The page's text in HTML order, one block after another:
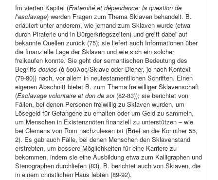
Im vierten Kapitel (Fraternité et dépendance: la question de
l’esclavage) werden Fragen zum Thema Sklaven behandelt. B.
erläutert unter anderem, wie jemand zum Sklaven wurde (etwa
durch Piraterie und in Bürgerkriegszeiten) und greift dabei auf
bekannte Quellen zurück (75); sie liefert auch Informationen über
die finanzielle Lage der Sklaven und wie sich ein solcher
freikaufen konnte. Sie geht der semantischen Bedeutung des
Begriffs doulos (ὁ δούλος/Sklave oder Diener, je nach Kontext
(79-80)) nach, vor allem in neutestamentlichen Schriften. Einen
eigenen Abschnitt bietet B. zum Thema freiwilliger Sklavenschaft
(Esclavage volontaire et don de soi(82-83)); sie berichtet von
Fällen, bei denen Personen freiwillig zu Sklaven wurden, um
Lösegeld für Gefangene zu erhalten oder um Geld zu sammeln,
um Menschen in Existenznöten finanziell zu unterstützen – wie
bei Clemens von Rom nachzulesen ist (Brief an die Korinther 55,
2). Es gab auch Fälle, bei denen Menschen den Sklavenstand
erstrebten, um bessere Möglichkeiten für eine Karriere zu
bekommen, indem sie eine Ausbildung etwa zum Kalligraphen und
Stenographen durchliefen (83). B. berichtet auch von Sklaven, die
in einem christlichen Haus lebten (89-92).